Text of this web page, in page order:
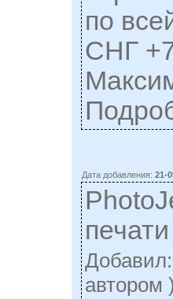
по
СНГ
Дата добавления:21-
автором